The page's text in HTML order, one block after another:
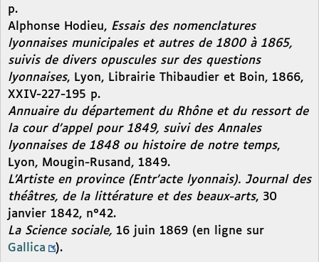
p.
Alphonse Hodieu, Essais des nomenclatures
lyonnaises municipales et autres de 1800 à 1865,
suivis de divers opuscules sur des questions
lyonnaises, Lyon, Librairie Thibaudier et Boin, 1866,
XXIV-227-195 p.
Annuaire du département du Rhône et du ressort de
la cour d’appel pour 1849, suivi des Annales
lyonnaises de 1848 ou histoire de notre temps,
Lyon, Mougin-Rusand, 1849.
L’Artiste en province (Entr’acte lyonnais). Journal des
théâtres, de la littérature et des beaux-arts, 30
janvier 1842, n°42.
La Science sociale, 16 juin 1869 (en ligne sur
Gallica
).